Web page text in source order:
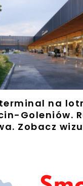
na
Goleniów.
Zobacz